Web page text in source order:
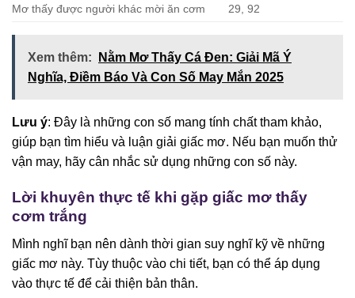
Mơ thấy được người khác mời ăn cơm 29, 92
Xem thêm:
Nằm Mơ Thấy Cá Đen: Giải Mã Ý
Nghĩa, Điềm Báo Và Con Số May Mắn 2025
Lưu ý: Đây là những con số mang tính chất tham khảo,
giúp bạn tìm hiểu và luận giải giấc mơ. Nếu bạn muốn thử
vận may, hãy cân nhắc sử dụng những con số này.
Lời khuyên thực tế khi gặp giấc mơ thấy
cơm trắng
Mình nghĩ bạn nên dành thời gian suy nghĩ kỹ về những
giấc mơ này. Tùy thuộc vào chi tiết, bạn có thể áp dụng
vào thực tế để cải thiện bản thân.